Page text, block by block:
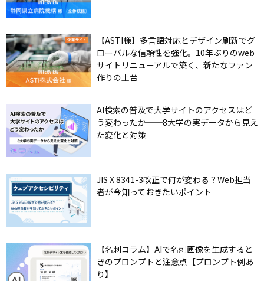
【ASTI様】多言語対応とデザイン刷新でグ
ローバルな信頼性を強化。10年ぶりのweb
サイトリニューアルで築く、新たなファン
作りの土台
AI検索の普及で大学サイトのアクセスはど
う変わったか──8大学の実データから見え
た変化と対策
JIS X 8341-3改正で何が変わる？Web担当
者が今知っておきたいポイント
【名刺コラム】AIで名刺画像を生成すると
きのプロンプトと注意点【プロンプト例あ
り】